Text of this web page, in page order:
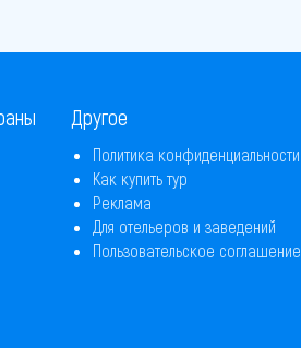
Другое
Политика конфиденциальности
Как купить тур
Реклама
Для отельеров и заведений
Пользовательское соглашение